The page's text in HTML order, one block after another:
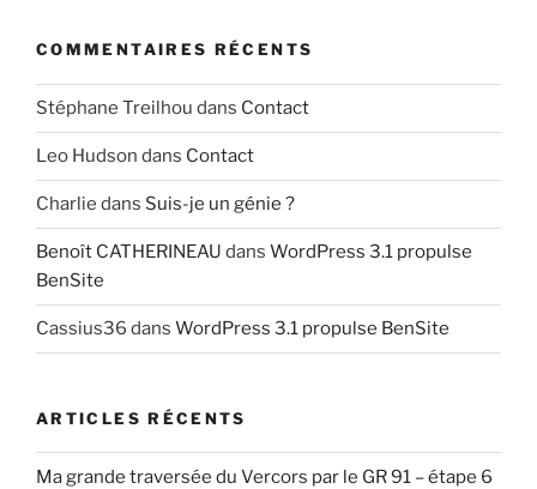
COMMENTAIRES RÉCENTS
Stéphane Treilhou dans Contact
Leo Hudson dans Contact
Charlie dans Suis-je un génie ?
Benoît CATHERINEAU dans WordPress 3.1 propulse
BenSite
Cassius36 dans WordPress 3.1 propulse BenSite
ARTICLES RÉCENTS
Ma grande traversée du Vercors par le GR 91 – étape 6